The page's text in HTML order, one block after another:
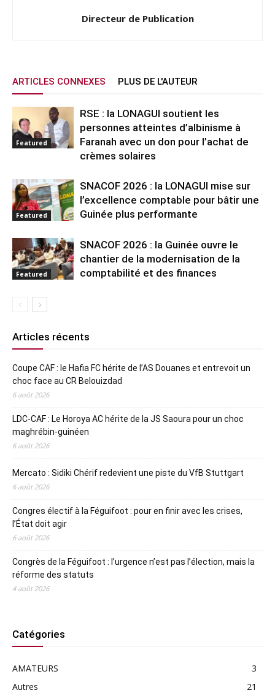
Directeur de Publication
ARTICLES CONNEXES PLUS DE L'AUTEUR
Featured
RSE : la LONAGUI soutient les
personnes atteintes d’albinisme à
Faranah avec un don pour l’achat de
crèmes solaires
Featured
SNACOF 2026 : la LONAGUI mise sur
l’excellence comptable pour bâtir une
Guinée plus performante
Featured
SNACOF 2026 : la Guinée ouvre le
chantier de la modernisation de la
comptabilité et des finances
Articles récents
Coupe CAF : le Hafia FC hérite de l’AS Douanes et entrevoit un
choc face au CR Belouizdad
6 août 2026
LDC-CAF : Le Horoya AC hérite de la JS Saoura pour un choc
maghrébin-guinéen
6 août 2026
Mercato : Sidiki Chérif redevient une piste du VfB Stuttgart
6 août 2026
Congres électif à la Féguifoot : pour en finir avec les crises,
l’État doit agir
6 août 2026
Congrès de la Féguifoot : l’urgence n’est pas l’élection, mais la
réforme des statuts
4 août 2026
Catégories
AMATEURS
3
Autres
21